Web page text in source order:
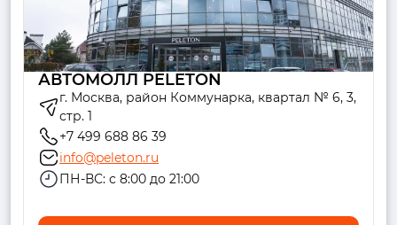
АВТОМОЛЛ PELETON
г. Москва, район Коммунарка, квартал № 6, 3,
стр. 1
+7 499 688 86 39
info@peleton.ru
ПН-ВС: с 8:00 до 21:00